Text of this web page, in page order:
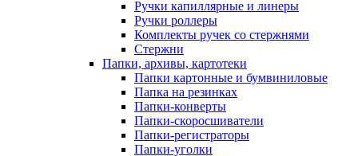
Ручки капиллярные и линеры
Ручки роллеры
Комплекты ручек со стержнями
Стержни
Папки, архивы, картотеки
Папки картонные и бумвиниловые
Папка на резинках
Папки-конверты
Папки-скоросшиватели
Папки-регистраторы
Папки-уголки